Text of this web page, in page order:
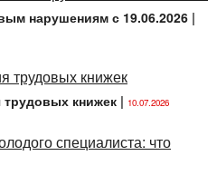
нарушениям с 19.06.2026 |
трудовых книжек | 10.07.2026